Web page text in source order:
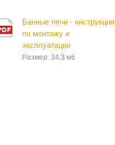
Банные печи - инструкция
по монтажу и
эксплуатации
Размер: 34,3 мб